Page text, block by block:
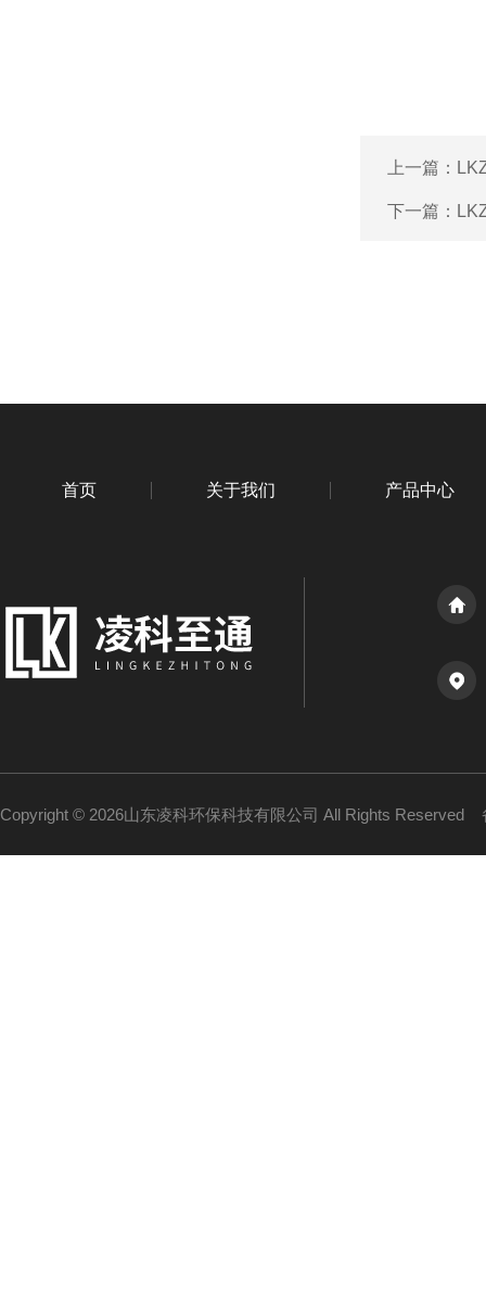
上一篇：
下一篇：
首页 关于我们 产品中心
Copyright © 2026山东凌科环保科技有限公司 All Rights Reserved